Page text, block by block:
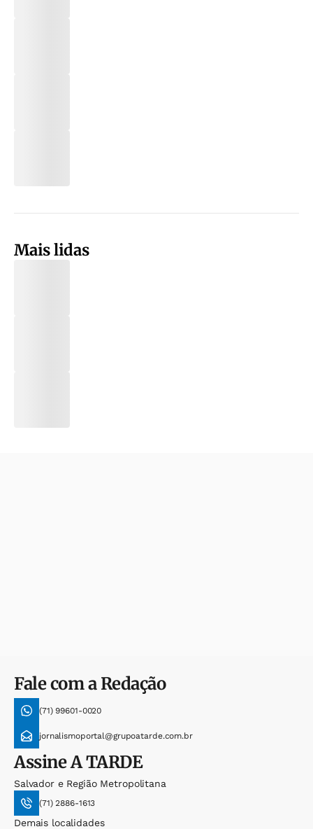
Mais lidas
Fale com a Redação
(71) 99601-0020
jornalismoportal@grupoatarde.com.br
AssineA TARDE
Salvador e Região Metropolitana
(71) 2886-1613
Demais localidades